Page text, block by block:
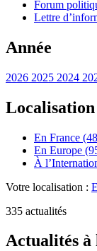
Forum
Lettre
Année
2026 2025 2024
Localisation
En France
En Europe
À
Votre localisation :
335 actualités
Actualités à